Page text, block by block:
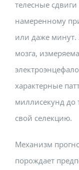
телесные
намеренному
или даже минут.
мозга,
характерные
миллисекунд до
свой селекцию.
Механизм
порождает